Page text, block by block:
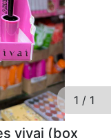
1 / 1
vivai (box